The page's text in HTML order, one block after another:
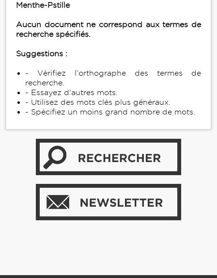
Menthe-Pstille
Aucun document ne correspond aux termes de
recherche spécifiés.
Suggestions :
- Vérifiez l’orthographe des termes de
recherche.
- Essayez d'autres mots.
- Utilisez des mots clés plus généraux.
- Spécifiez un moins grand nombre de mots.